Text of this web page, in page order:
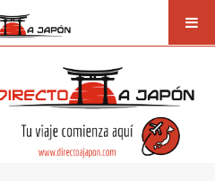
CONSEJOS
DESTINOS
ISI JAPANESE LANGUAGE SCHOOL